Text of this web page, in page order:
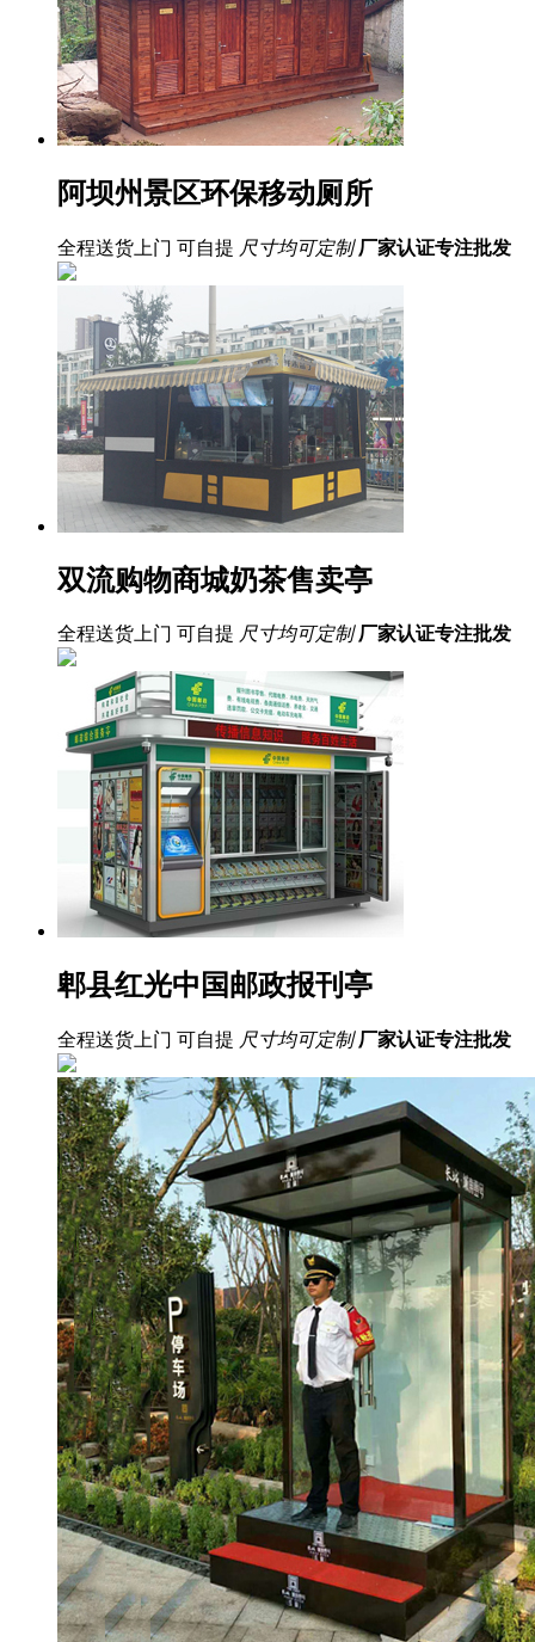
阿坝州景区环保移动厕所
全程送货上门 可自提 尺寸均可定制 厂家认证专注批发
双流购物商城奶茶售卖亭
全程送货上门 可自提 尺寸均可定制 厂家认证专注批发
郫县红光中国邮政报刊亭
全程送货上门 可自提 尺寸均可定制 厂家认证专注批发